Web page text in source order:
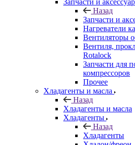
Запчасти и
Назад
Запчасти и
Нагреватели
Вентиляторы
Вентиля,
Rotalock
Запчасти для
компрессоров
Прочее
Хладагенты и масла
Назад
Хладагенты и масла
Хладагенты
Назад
Хладагенты